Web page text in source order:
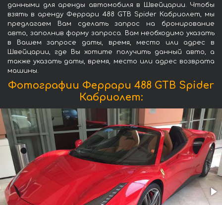
данными для аренды автомобиля в Швейцарии. Чтобы
взять в аренду Феррари 488 GTB Spider Кабриолет, мы
предлагаем Вам сделать запрос на бронирование
авто, заполнив форму запроса. Вам необходимо указать
в Вашем запросе даты, время, место или адрес в
Швейцарии, где Вы хотите получить данный авто, а
также указать даты, время, место или адрес возврата
машины.
Фотографии Феррари 488 GTB Spider
Кабриолет: